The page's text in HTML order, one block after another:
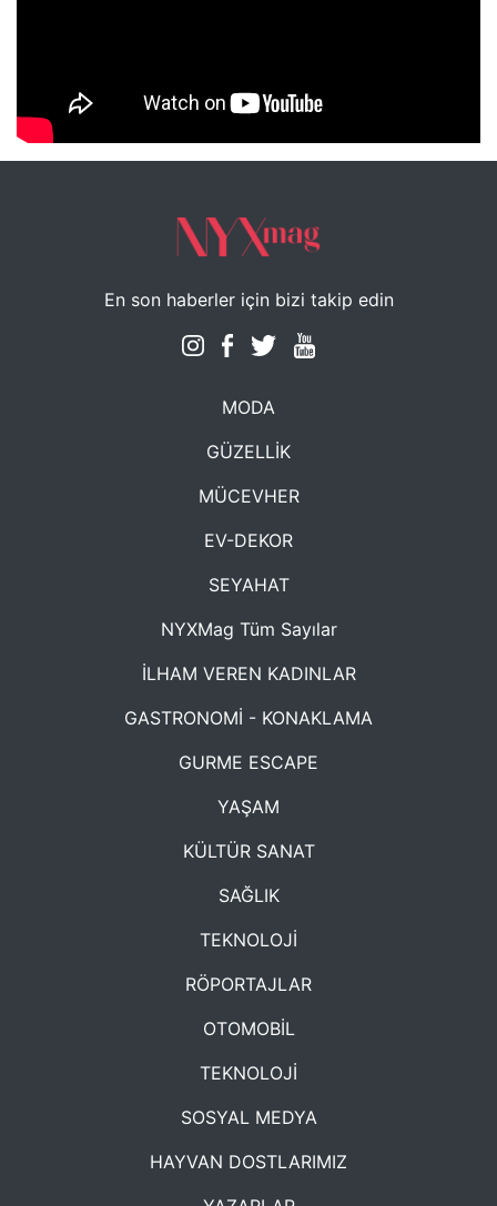
NYXmag 2. Yaş Kutlama Etkinliği
En son haberler için bizi takip edin
MODA
GÜZELLİK
MÜCEVHER
EV-DEKOR
SEYAHAT
NYXMag Tüm Sayılar
İLHAM VEREN KADINLAR
GASTRONOMİ - KONAKLAMA
GURME ESCAPE
YAŞAM
KÜLTÜR SANAT
SAĞLIK
TEKNOLOJİ
RÖPORTAJLAR
OTOMOBİL
TEKNOLOJİ
SOSYAL MEDYA
HAYVAN DOSTLARIMIZ